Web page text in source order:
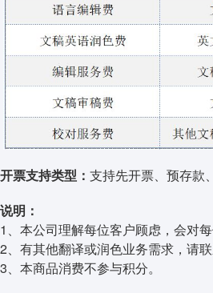
开票支持类型： 支持先开票、预存款
说明：
1、本公司理解每位客户顾虑，会对
2、有其他翻译或润色业务需求，请
3、本商品消费不参与积分。